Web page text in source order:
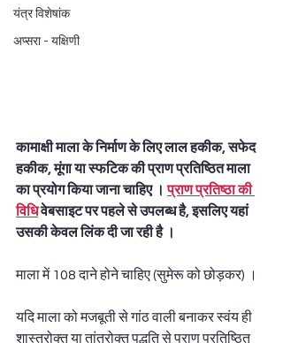
यंत्र विशेषांक
अप्सरा - यक्षिणी
कामाक्षी माला के निर्माण के लिए लाल हकीक, सफेद
हकीक, मूंगा या स्फटिक की प्राण प्रतिष्ठित माला
का प्रयोग किया जाना चाहिए । प्राण प्रतिष्ठा की
विधि वेबसाइट पर पहले से उपलब्ध है, इसलिए यहां
उसकी केवल लिंक दी जा रही है ।
माला में 108 दाने होने चाहिए (सुमेरू को छोड़कर) ।
यदि माला को मजबूती से गांठ वाली बनाकर स्वंय ही
शास्त्रोक्त या तांत्रोक्त पद्धति से प्राण प्रतिष्ठित